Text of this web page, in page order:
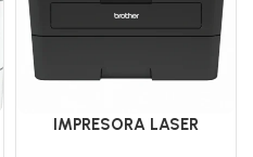
IMPRESORA LASER